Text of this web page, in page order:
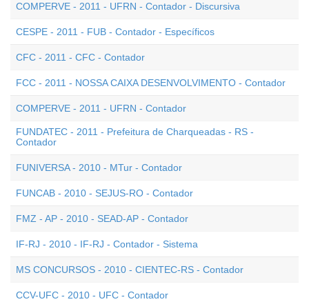
COMPERVE - 2011 - UFRN - Contador - Discursiva
CESPE - 2011 - FUB - Contador - Específicos
CFC - 2011 - CFC - Contador
FCC - 2011 - NOSSA CAIXA DESENVOLVIMENTO - Contador
COMPERVE - 2011 - UFRN - Contador
FUNDATEC - 2011 - Prefeitura de Charqueadas - RS -
Contador
FUNIVERSA - 2010 - MTur - Contador
FUNCAB - 2010 - SEJUS-RO - Contador
FMZ - AP - 2010 - SEAD-AP - Contador
IF-RJ - 2010 - IF-RJ - Contador - Sistema
MS CONCURSOS - 2010 - CIENTEC-RS - Contador
CCV-UFC - 2010 - UFC - Contador